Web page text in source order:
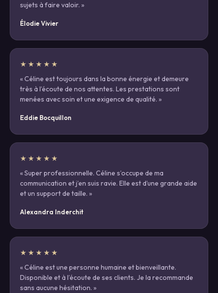
sujets à faire valoir. »
Élodie Vivier
★★★★★
« Céline est toujours dans la bonne énergie et demeure
très à l’écoute de nos attentes. Les prestations sont
menées avec soin et une exigence de qualité. »
Eddie Bocquillon
★★★★★
« Super professionnelle. Céline s’occupe de ma
communication et j’en suis ravie. Elle est d’une grande aide
et un support de taille. »
Alexandra Inderchit
★★★★★
« Céline est une personne humaine et bienveillante.
Disponible et à l’écoute de ses clients. Je la recommande
sans aucune hésitation. »